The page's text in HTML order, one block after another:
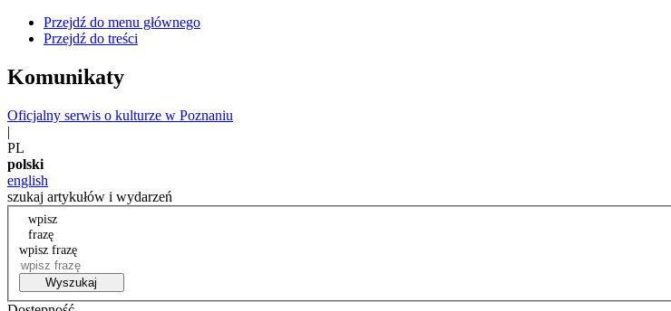
Przejdź do menu głównego
Przejdź do treści
Komunikaty
Oficjalny serwis o kulturze w Poznaniu
|
PL
polski
english
szukaj artykułów i wydarzeń
wpisz
frazę
wpisz frazę
Wyszukaj